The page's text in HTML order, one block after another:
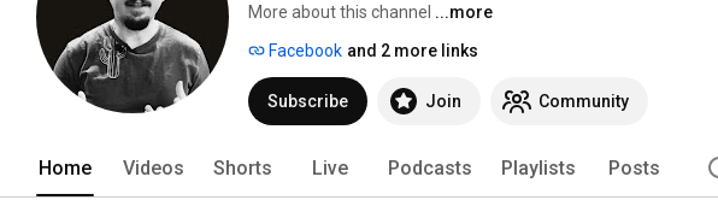
More about this channel ...more
Facebook and 2 more links
Subscribe Join Community
Home Videos Shorts Live Podcasts Playlists Posts